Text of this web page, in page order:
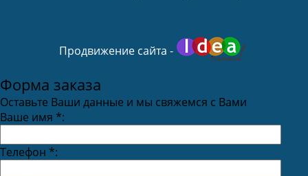
Продвижение сайта -
Форма заказа
Оставьте Ваши данные и мы свяжемся с Вами
Ваше имя *:
Телефон *: